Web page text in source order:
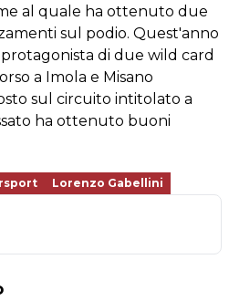
al quale ha ottenuto due
sul podio. Quest'anno
di due wild card
a Imola e Misano
sul circuito intitolato a
ha ottenuto buoni
Lorenzo Gabellini